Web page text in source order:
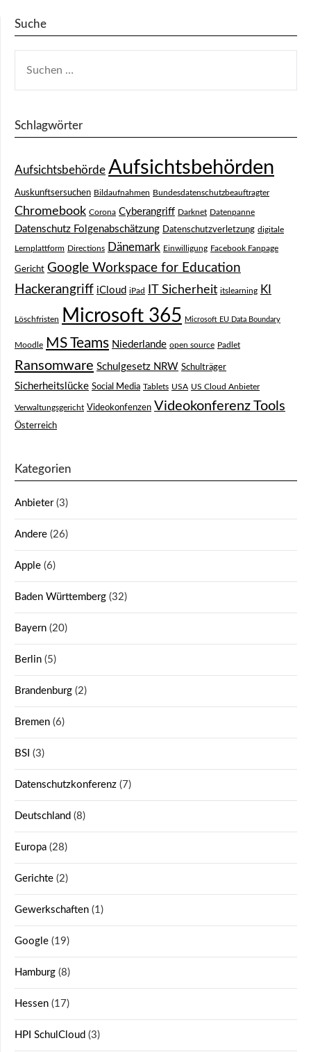
Suche
NACH:
Schlagwörter
Aufsichtsbehörde Aufsichtsbehörden
Auskunftsersuchen Bildaufnahmen Bundesdatenschutzbeauftragter
Chromebook Corona Cyberangriff Darknet Datenpanne
Datenschutz Folgenabschätzung Datenschutzverletzung digitale
Lernplattform Directions Dänemark Einwilligung Facebook Fanpage
Gericht Google Workspace for Education
Hackerangriff iCloud iPad IT Sicherheit itslearning KI
Löschfristen Microsoft 365 Microsoft EU Data Boundary
Moodle MS Teams Niederlande open source Padlet
Ransomware Schulgesetz NRW Schulträger
Sicherheitslücke Social Media Tablets USA US Cloud Anbieter
Verwaltungsgericht Videokonfenzen Videokonferenz Tools
Österreich
Kategorien
Anbieter(3)
Andere (26)
Apple (6)
Baden Württemberg (32)
Bayern (20)
Berlin (5)
Brandenburg (2)
Bremen (6)
BSI (3)
Datenschutzkonferenz (7)
Deutschland (8)
Europa (28)
Gerichte (2)
Gewerkschaften (1)
Google (19)
Hamburg (8)
Hessen (17)
HPI SchulCloud (3)